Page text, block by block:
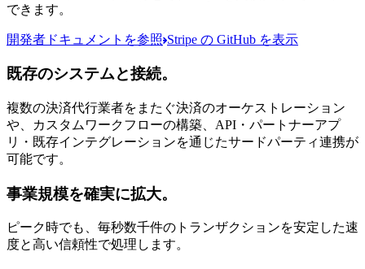
できます。
開発者ドキュメントを参照 Stripe の GitHub を表示
既存のシステムと接続。
複数の決済代行業者をまたぐ決済のオーケストレーション
や、カスタムワークフローの構築、API・パートナーアプ
リ・既存インテグレーションを通じたサードパーティ連携が
可能です。
事業規模を確実に拡大。
ピーク時でも、毎秒数千件のトランザクションを安定した速
度と高い信頼性で処理します。